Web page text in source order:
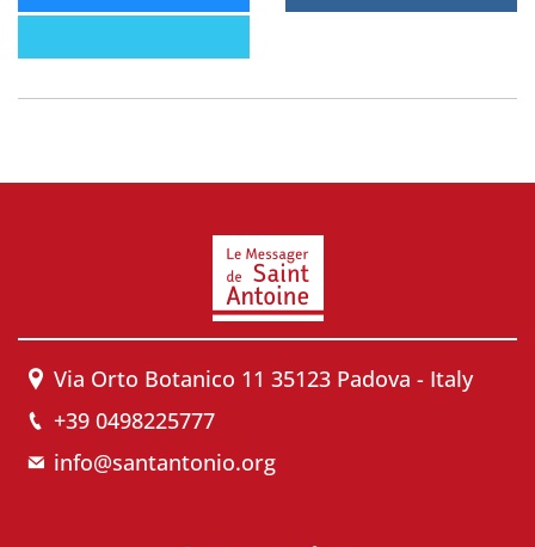
Via Orto Botanico 11 35123 Padova - Italy
+39 0498225777
info@santantonio.org